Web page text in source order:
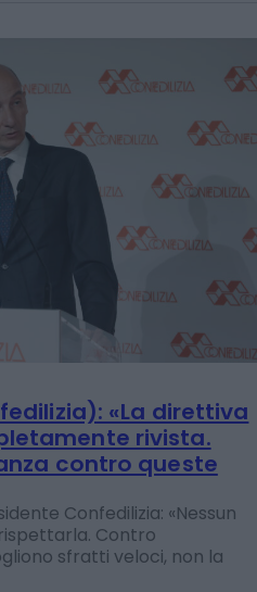
«La direttiva
rivista.
contro queste
Confedilizia: «Nessun
Contro
sfratti veloci, non la